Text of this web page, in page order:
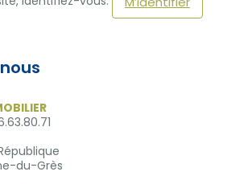
du-Grès